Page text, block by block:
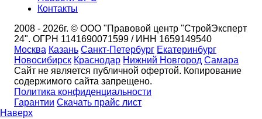
Контакты
2008 - 2026г. © ООО "Правовой центр "СтройЭксперт
24". ОГРН 1141690071599 / ИНН 1659149540
Москва Казань Санкт-Петербург Екатеринбург
Новосибирск Краснодар Нижний Новгород Самара
Сайт не является публичной офертой. Копирование
содержимого сайта запрещено.
Политика конфиденциальности
Гарантии Скачать прайс лист
Наверх